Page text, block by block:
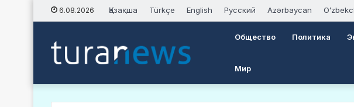
6.08.2026 Қазақша Türkçe English Русский Azərbaycan
Общество Политика
Мир